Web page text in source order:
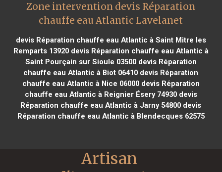
Zone intervention devis Réparation
chauffe eau Atlantic Lavelanet
devis Réparation chauffe eau Atlantic à Saint Mitre les
Remparts 13920devis Réparation chauffe eau Atlantic à
Saint Pourçain sur Sioule 03500devis Réparation
chauffe eau Atlantic à Biot 06410 devis Réparation
chauffe eau Atlantic à Nice 06000devis Réparation
chauffe eau Atlantic à Reignier Ésery 74930devis
Réparation chauffe eau Atlantic à Jarny 54800 devis
Réparation chauffe eau Atlantic à Blendecques 62575
Artisan